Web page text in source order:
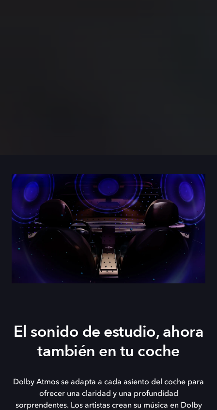
El sonido de estudio, ahora
también en tu coche
Dolby Atmos se adapta a cada asiento del coche para
ofrecer una claridad y una profundidad
sorprendentes. Los artistas crean su música en Dolby